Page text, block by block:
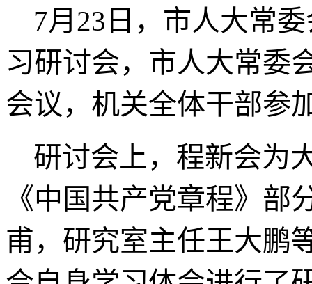
7月 23 日 ，市人大常
习研讨会，市人大常委
会议，机关全体干部参
研讨会上，程新会为
《中国共产党章程》
甫，研究室主任王大鹏